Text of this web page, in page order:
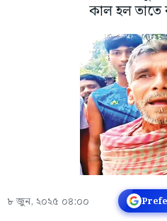
কাল হল তাতে
৮ জুন, ২০২৫ ০৪:০০